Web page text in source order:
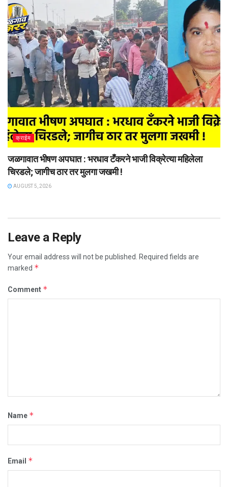
क्राईम
जळगावात भीषण अपघात : भरधाव टँकरने भाजी विक्रेत्या महिलेला
चिरडले; जागीच ठार तर मुलगा जखमी !
AUGUST 5, 2026
Leave a Reply
Your email address will not be published.
Required fields are
marked *
Comment *
Name *
Email *